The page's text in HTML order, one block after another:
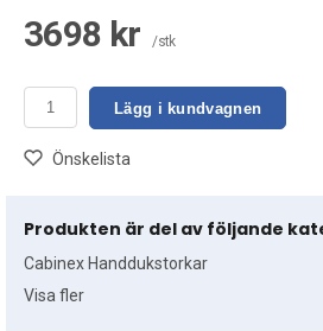
3698 kr /stk
Lägg i kundvagnen
Önskelista
Produkten är del av följande
Cabinex Handdukstorkar
Visa fler